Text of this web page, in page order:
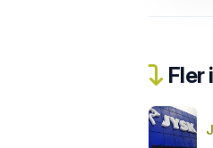
Fler